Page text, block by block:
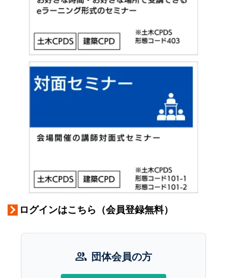
ログインはこちら（会員登録無料）
group 団体会員の方